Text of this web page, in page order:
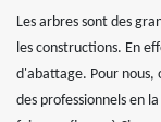
Les arbres sont des
les constructions. En
d'abattage. Pour nous,
des professionnels en